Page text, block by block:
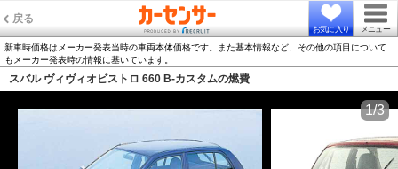
戻る
お気に入り メニュー
新車時価格はメーカー発表当時の車両本体価格です。また基本情報など、その他の項目について
もメーカー発表時の情報に基いています。
スバル ヴィヴィオビストロ 660 B-カスタムの燃費
1/3